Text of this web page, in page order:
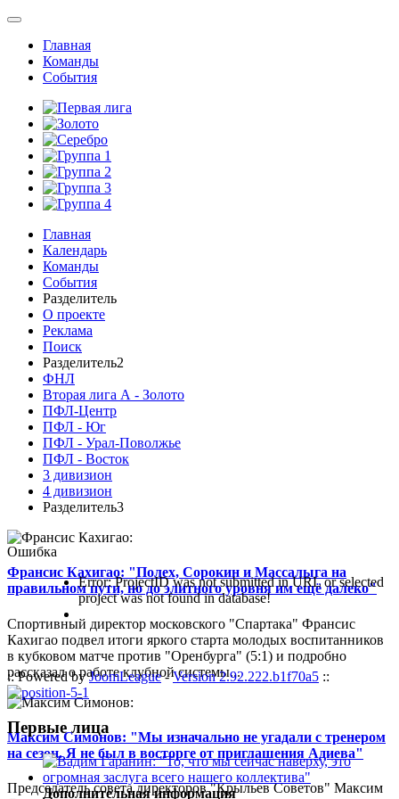
Главная
Команды
События
Главная
Календарь
Команды
События
Разделитель
О проекте
Реклама
Поиск
Разделитель2
ФНЛ
Вторая лига А - Золото
ПФЛ-Центр
ПФЛ - Юг
ПФЛ - Урал-Поволжье
ПФЛ - Восток
3 дивизион
4 дивизион
Разделитель3
Франсис Кахигао: "Полех, Сорокин и Массалыга на
правильном пути, но до элитного уровня им ещё далеко"
Спортивный директор московского "Спартака" Франсис
Кахигао подвел итоги яркого старта молодых воспитанников
в кубковом матче против "Оренбурга" (5:1) и подробно
рассказал о работе клубной системы...
Максим Симонов: "Мы изначально не угадали с тренером
на сезон. Я не был в восторге от приглашения Адиева"
Председатель совета директоров "Крыльев Советов" Максим
Ошибка
Error: ProjectID was not submitted in URL or selected
project was not found in database!
:: Powered byJoomLeague-Version 2.92.222.b1f70a5 ::
Первые лица
Дополнительная информация